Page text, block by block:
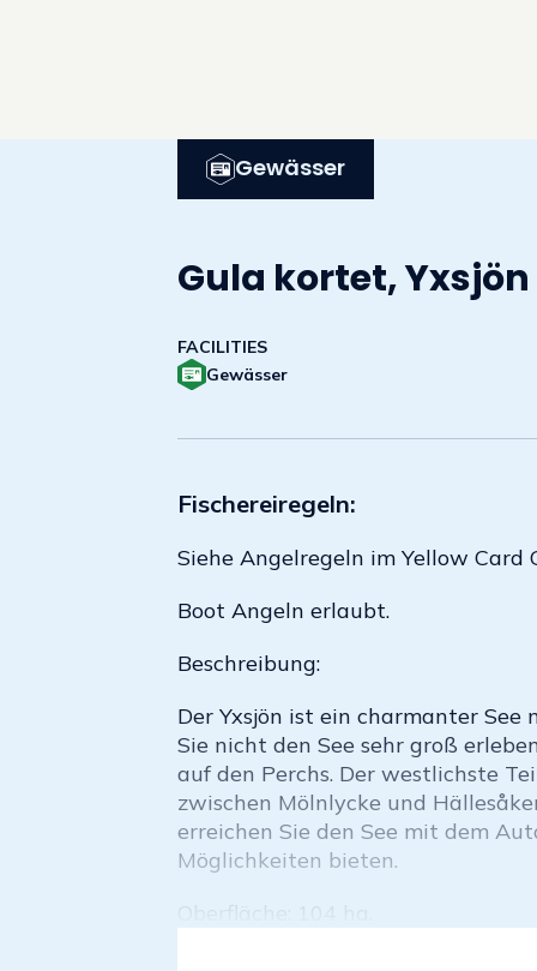
Gewässer
Gula kortet, Yxsjön
FACILITIES
Gewässer
Fischereiregeln:
Siehe Angelregeln im Yellow Card
Boot Angeln erlaubt.
Beschreibung:
Der Yxsjön ist ein charmanter See
Sie nicht den See sehr groß
auf den Perchs. Der westlichste
zwischen Mölnlycke und
erreichen Sie den See mit dem
Möglichkeiten bieten.